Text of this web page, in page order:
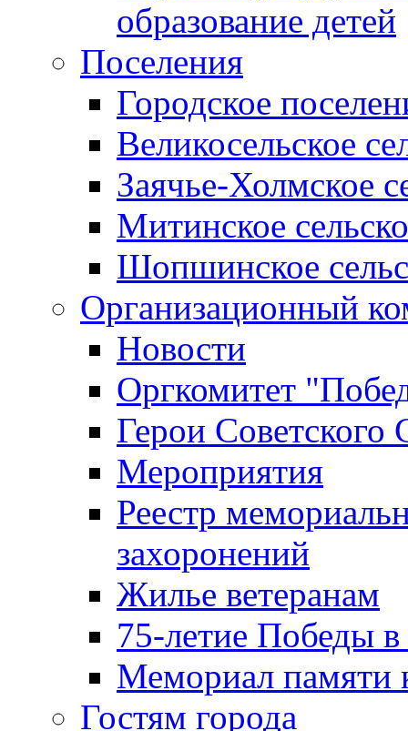
образование детей
Поселения
Городское
Великосельское
Заячье-Холмское
Митинское
Шопшинское
Организационный
Новости
Оргкомитет
Герои Советского
Мероприятия
Реестр
захоронений
Жилье ветеранам
75-летие Победы
Мемориал памяти
Гостям города